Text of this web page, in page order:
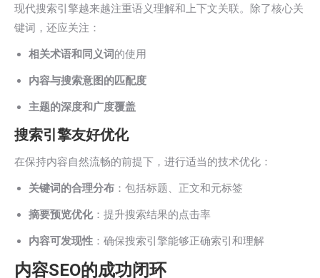
现代搜索引擎越来越注重语义理解和上下文关联。除了核心关
键词，还应关注：
相关术语和同义词的使用
内容与搜索意图的匹配度
主题的深度和广度覆盖
搜索引擎友好优化
在保持内容自然流畅的前提下，进行适当的技术优化：
关键词的合理分布 ：包括标题、正文和元标签
摘要预览优化：提升搜索结果的点击率
内容可发现性 ：确保搜索引擎能够正确索引和理解
内容SEO的成功闭环